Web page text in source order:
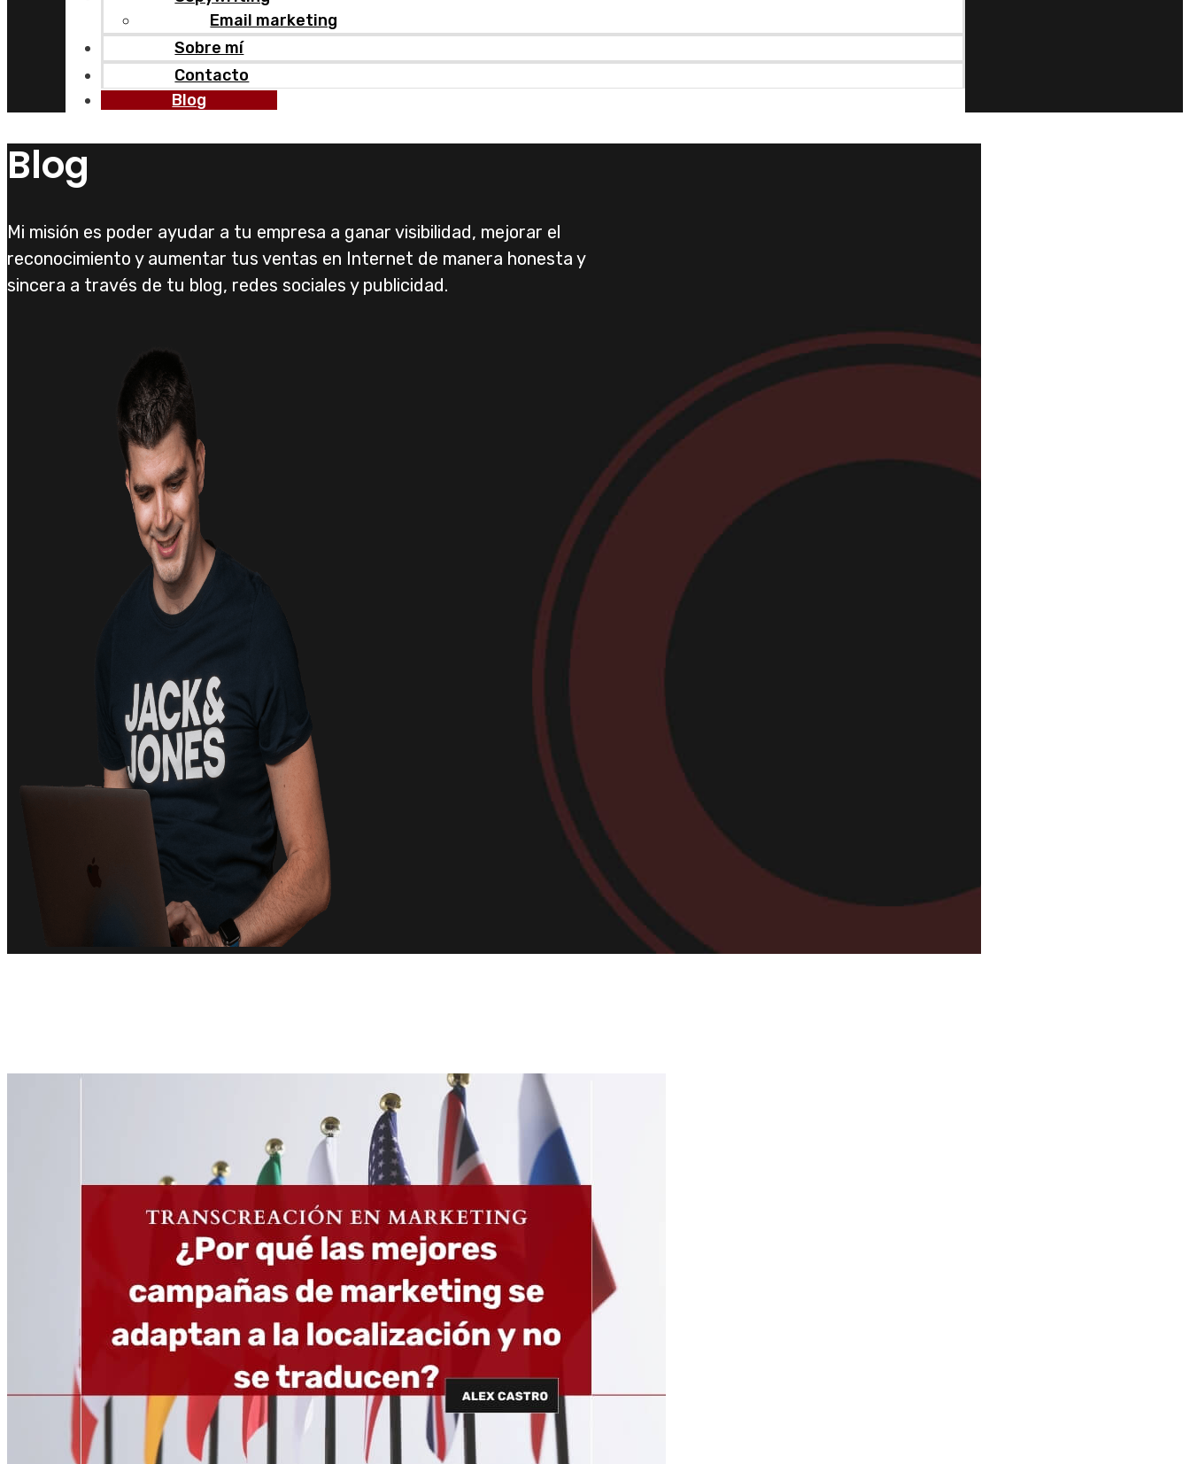
Email marketing
Sobre mí
Contacto
Blog
Blog
Mi misión es poder ayudar a tu empresa a ganar visibilidad, mejorar el
reconocimiento y aumentar tus ventas en Internet de manera honesta y
sincera a través de tu blog, redes sociales y publicidad.